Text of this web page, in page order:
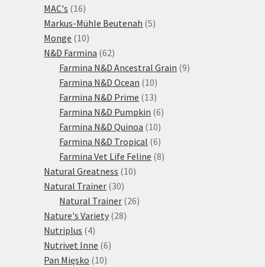
MAC's 1616
produktů
Markus-Mühle Beutenah 55
Monge 1010
produktů
N&D Farmina 6262
produktů
Farmina N&D Ancestral Grain 99
Farmina N&D Ocean 1010
produktů
Farmina N&D Prime 1313
produktů
Farmina N&D Pumpkin 66
Farmina N&D Quinoa 1010
produktů
Farmina N&D Tropical 66
produktů
Farmina Vet Life Feline 88
Natural Greatness 1010
Natural Trainer 3030
produktů
Natural Trainer 2626
Nature's Variety 2828
Nutriplus 44
produkty
Nutrivet Inne 66
Pan Mięsko 1010